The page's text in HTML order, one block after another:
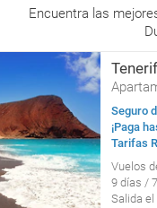
Encuentra las
Seguro
¡Paga
Tarifas
Vuelos
9 días /
Salida